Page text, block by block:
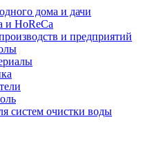
дома и дачи
и HoReCa
и предприятий
систем очистки воды